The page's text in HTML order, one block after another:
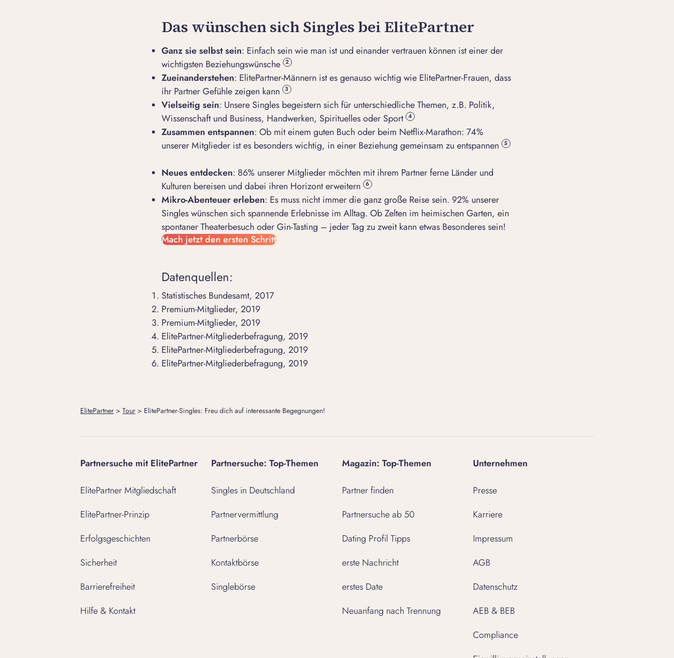
Das wünschen sich Singles bei ElitePartner
Ganz sie selbst sein: Einfach sein wie man ist und einander vertrauen können ist einer der
wichtigsten Beziehungswünsche
2
Zueinanderstehen: ElitePartner-Männern ist es genauso wichtig wie ElitePartner-Frauen, dass
ihr Partner Gefühle zeigen kann
3
Vielseitig sein: Unsere Singles begeistern sich für unterschiedliche Themen, z.B. Politik,
Wissenschaft und Business, Handwerken, Spirituelles oder Sport
4
Zusammen entspannen: Ob mit einem guten Buch oder beim Netflix-Marathon: 74%
unserer Mitglieder ist es besonders wichtig, in einer Beziehung gemeinsam zu entspannen
5
Neues entdecken: 86% unserer Mitglieder möchten mit ihrem Partner ferne Länder und
Kulturen bereisen und dabei ihren Horizont erweitern
6
Mikro-Abenteuer erleben: Es muss nicht immer die ganz große Reise sein. 92% unserer
Singles wünschen sich spannende Erlebnisse im Alltag. Ob Zelten im heimischen Garten, ein
spontaner Theaterbesuch oder Gin-Tasting – jeder Tag zu zweit kann etwas Besonderes sein!
Mach jetzt den ersten Schritt
Datenquellen:
Statistisches Bundesamt, 2017
Premium-Mitglieder, 2019
Premium-Mitglieder, 2019
ElitePartner-Mitgliederbefragung, 2019
ElitePartner-Mitgliederbefragung, 2019
ElitePartner-Mitgliederbefragung, 2019
ElitePartner > Tour > ElitePartner-Singles: Freu dich auf interessante Begegnungen!
Partnersuche mit ElitePartner
ElitePartner Mitgliedschaft
ElitePartner-Prinzip
Erfolgsgeschichten
Sicherheit
Barrierefreiheit
Hilfe & Kontakt
Partnersuche: Top-Themen
Singles in Deutschland
Partnervermittlung
Partnerbörse
Kontaktbörse
Singlebörse
Magazin: Top-Themen
Partner finden
Partnersuche ab 50
Dating Profil Tipps
erste Nachricht
erstes Date
Neuanfang nach Trennung
Unternehmen
Presse
Karriere
Impressum
AGB
Datenschutz
AEB & BEB
Compliance